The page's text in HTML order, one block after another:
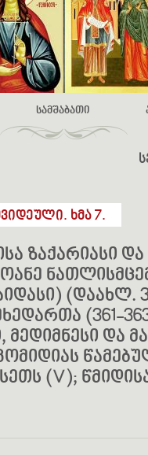
სამშაბათი
ხმა 7.
ზაქარიასი
(დაახლ.
(361-
და
(V);